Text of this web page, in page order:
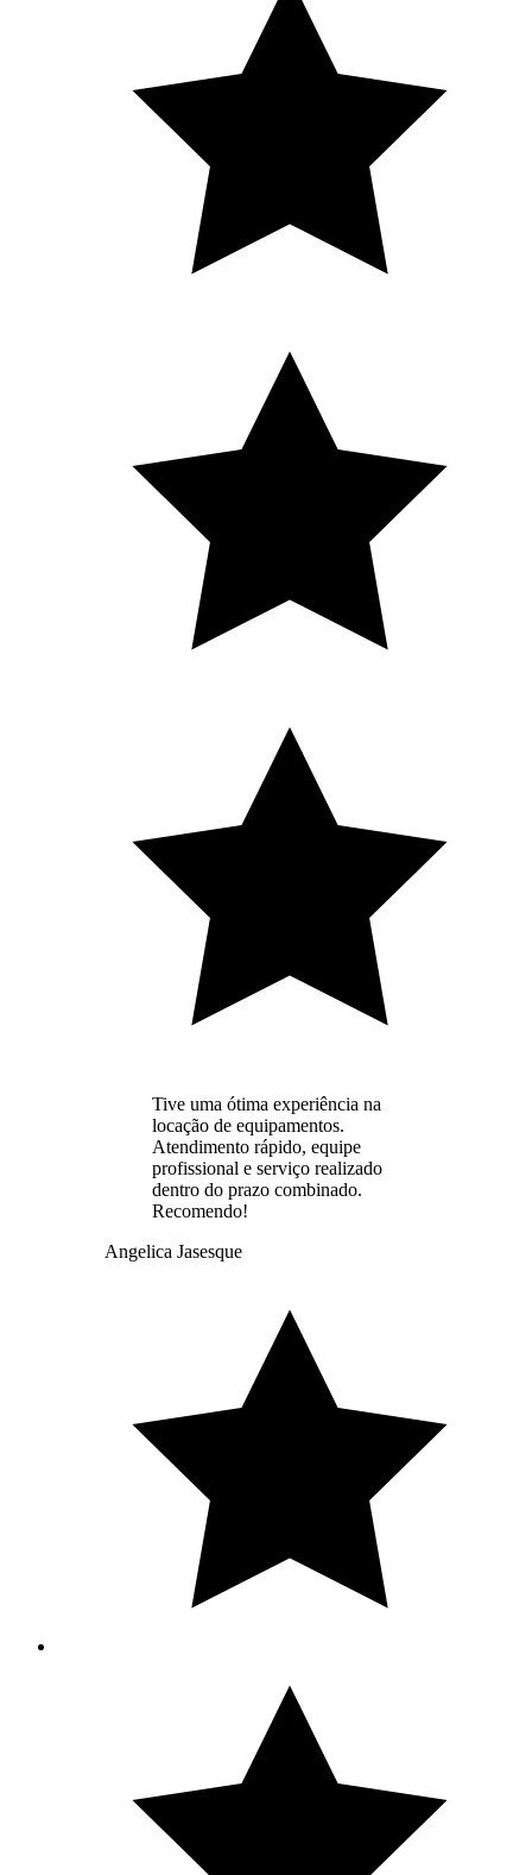
Tive uma ótima experiência na
locação de equipamentos.
Atendimento rápido, equipe
profissional e serviço realizado
dentro do prazo combinado.
Recomendo!
Angelica Jasesque